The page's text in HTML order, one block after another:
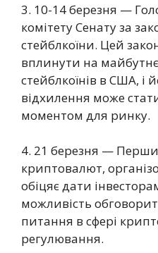
3. 10-14 березня —
комітету Сенату за
стейблкоїни. Цей
вплинути на
стейблкоїнів в США, і
відхилення може
моментом для ринку.
4. 21 березня —
криптовалют,
обіцяє дати
можливість
питання в сфері
регулювання.